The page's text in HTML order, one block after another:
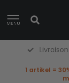
MENU
1 artikel =